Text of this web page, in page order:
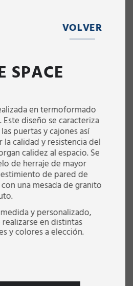
VOLVER
SPACE
en termoformado
diseño se caracteriza
puertas y cajones así
calidad y resistencia del
calidez al espacio. Se
de herraje de mayor
de pared de
una mesada de granito
y personalizado,
en distintas
y colores a elección.